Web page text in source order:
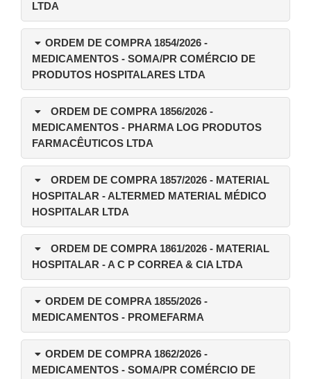
LTDA
ORDEM DE COMPRA 1854/2026 -
MEDICAMENTOS - SOMA/PR COMÉRCIO DE
PRODUTOS HOSPITALARES LTDA
ORDEM DE COMPRA 1856/2026 -
MEDICAMENTOS - PHARMA LOG PRODUTOS
FARMACÊUTICOS LTDA
ORDEM DE COMPRA 1857/2026 - MATERIAL
HOSPITALAR - ALTERMED MATERIAL MÉDICO
HOSPITALAR LTDA
ORDEM DE COMPRA 1861/2026 - MATERIAL
HOSPITALAR - A C P CORREA & CIA LTDA
ORDEM DE COMPRA 1855/2026 -
MEDICAMENTOS - PROMEFARMA
ORDEM DE COMPRA 1862/2026 -
MEDICAMENTOS - SOMA/PR COMÉRCIO DE